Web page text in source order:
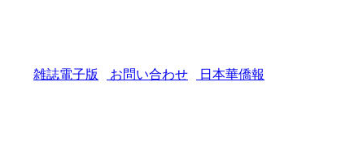
雑誌電子版 お問い合わせ 日本華僑報